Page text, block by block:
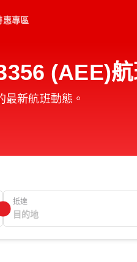
惠專區
(AEE)
新航班動態。
抵達